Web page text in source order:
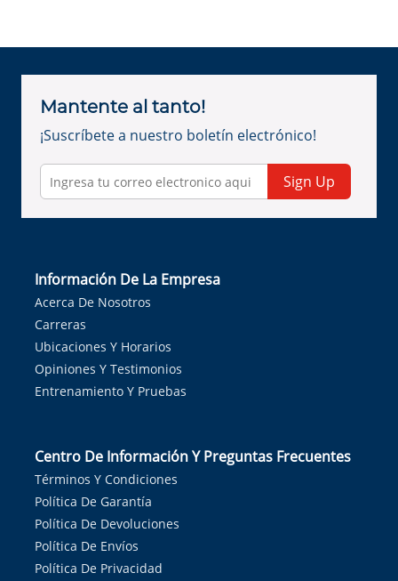
Mantente al tanto!
¡Suscríbete a nuestro boletín electrónico!
Sign Up
Información De La Empresa
Acerca De Nosotros
Carreras
Ubicaciones Y Horarios
Opiniones Y Testimonios
Entrenamiento Y Pruebas
Centro De Información Y Preguntas Frecuentes
Términos Y Condiciones
Política De Garantía
Política De Devoluciones
Política De Envíos
Política De Privacidad